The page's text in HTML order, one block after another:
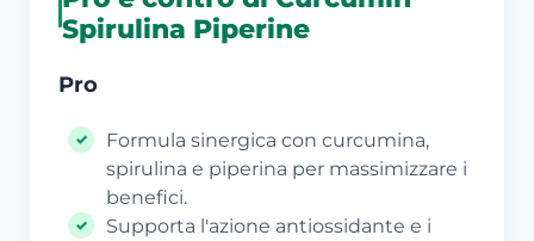
Spirulina Piperine
Pro
Formula sinergica con curcumina,
spirulina e piperina per massimizzare i
benefici.
Supporta l'azione antiossidante e i